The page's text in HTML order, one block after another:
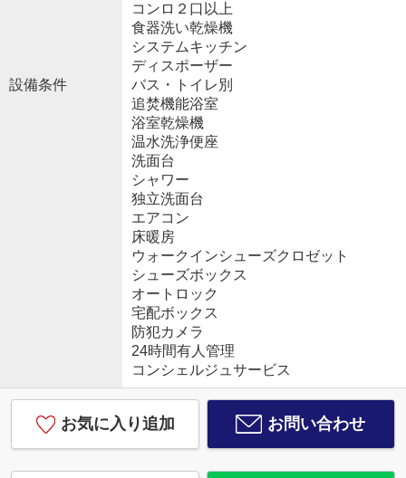
設備条件
コンロ２口以上
食器洗い乾燥機
システムキッチン
ディスポーザー
バス・トイレ別
追焚機能浴室
浴室乾燥機
温水洗浄便座
洗面台
シャワー
独立洗面台
エアコン
床暖房
ウォークインシューズクロゼット
シューズボックス
オートロック
宅配ボックス
防犯カメラ
24時間有人管理
コンシェルジュサービス
お気に入り追加 お問い合わせ